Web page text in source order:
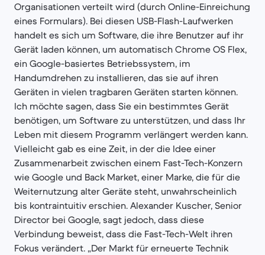
Organisationen verteilt wird (durch Online-Einreichung
eines Formulars). Bei diesen USB-Flash-Laufwerken
handelt es sich um Software, die ihre Benutzer auf ihr
Gerät laden können, um automatisch Chrome OS Flex,
ein Google-basiertes Betriebssystem, im
Handumdrehen zu installieren, das sie auf ihren
Geräten in vielen tragbaren Geräten starten können.
Ich möchte sagen, dass Sie ein bestimmtes Gerät
benötigen, um Software zu unterstützen, und dass Ihr
Leben mit diesem Programm verlängert werden kann.
Vielleicht gab es eine Zeit, in der die Idee einer
Zusammenarbeit zwischen einem Fast-Tech-Konzern
wie Google und Back Market, einer Marke, die für die
Weiternutzung alter Geräte steht, unwahrscheinlich
bis kontraintuitiv erschien. Alexander Kuscher, Senior
Director bei Google, sagt jedoch, dass diese
Verbindung beweist, dass die Fast-Tech-Welt ihren
Fokus verändert. „Der Markt für erneuerte Technik